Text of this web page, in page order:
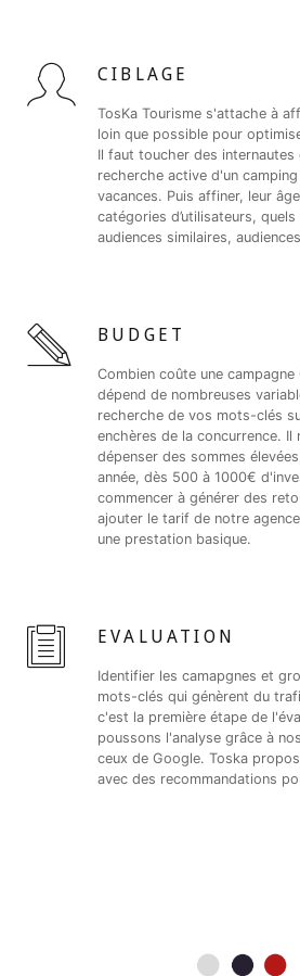
CIBLAGE
TosKa Tourisme s'attache à
loin que possible pour
Il faut toucher des internautes
recherche active d'un
vacances. Puis affiner, leur
catégories d’utilisateurs, quels
audiences similaires,
BUDGET
Combien coûte une
dépend de nombreuses
recherche de vos mots-clés
enchères de la concurrence. Il
dépenser des sommes
année, dès 500 à 1000€
commencer à générer des
ajouter le tarif de notre
une prestation basique.
EVALUATION
Identifier les camapgnes et
mots-clés qui génèrent du
c'est la première étape de
poussons l'analyse grâce à
ceux de Google. Toska
avec des recommandations